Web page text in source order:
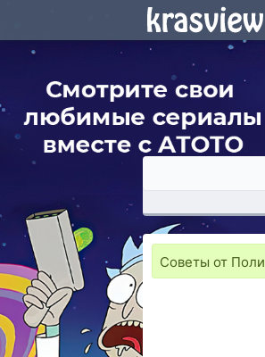
Советы от Поли